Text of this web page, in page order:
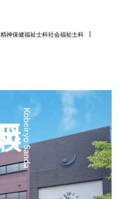
精神保健福祉士科社会福祉士科
Kobeiryo Sanda